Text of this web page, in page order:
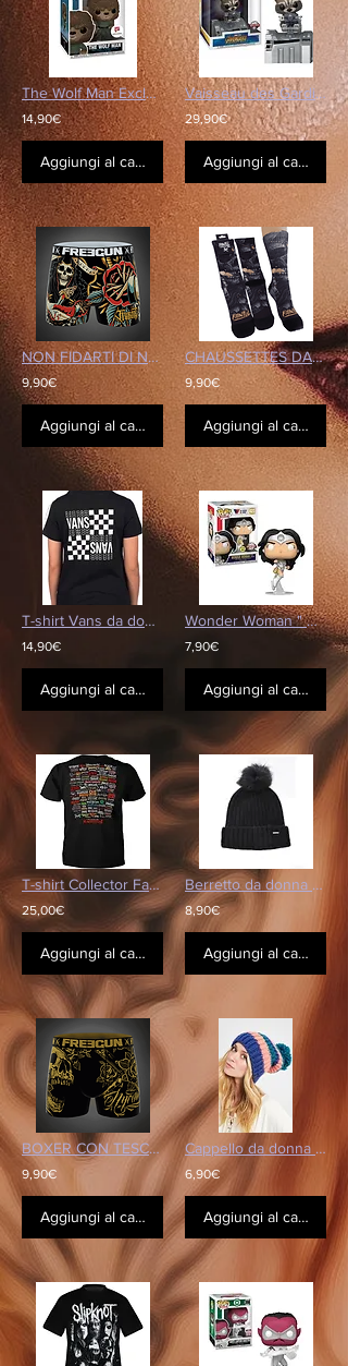
The Wolf Man Exclusive
14,90€
Aggiungi al carrello
Vaisseau des Gardiens de la Galaxie - Rocket Raccoon
29,90€
Aggiungi al carrello
NON FIDARTI DI NESSUNO BOXER
9,90€
Aggiungi al carrello
CHAUSSETTES DARKNESS SKULL PAINFUL
9,90€
Aggiungi al carrello
T-shirt Vans da donna
14,90€
Aggiungi al carrello
Wonder Woman " White Lantern " Glow in the Dark
7,90€
Aggiungi al carrello
T-shirt Collector Famous Headbangers
25,00€
Aggiungi al carrello
Berretto da donna Redskins nero
8,90€
Aggiungi al carrello
BOXER CON TESCHIO D'ORO
9,90€
Aggiungi al carrello
Cappello da donna billabong
6,90€
Aggiungi al carrello